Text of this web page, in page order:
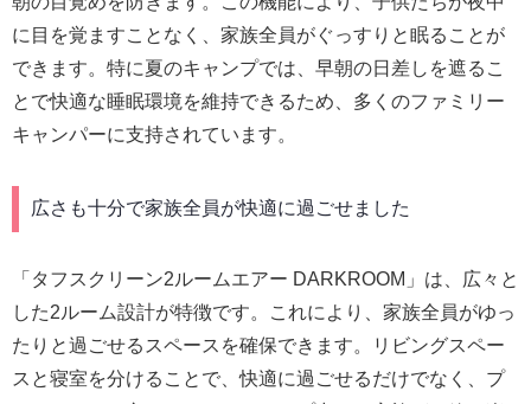
に目を覚ますことなく、家族全員がぐっすりと眠ることが
できます。特に夏のキャンプでは、早朝の日差しを遮るこ
とで快適な睡眠環境を維持できるため、多くのファミリー
キャンパーに支持されています。
広さも十分で家族全員が快適に過ごせました
「タフスクリーン2ルームエアー DARKROOM」は、広々と
した2ルーム設計が特徴です。これにより、家族全員がゆっ
たりと過ごせるスペースを確保できます。リビングスペー
スと寝室を分けることで、快適に過ごせるだけでなく、プ